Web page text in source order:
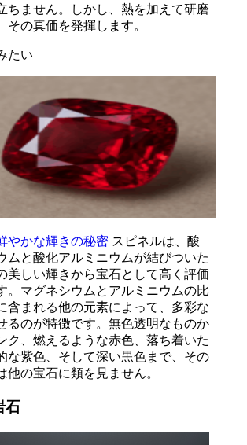
ちません。しかし、熱を加えて研磨
その真価を発揮します。
たい
やかな輝きの秘密 スピネルは、酸
ムと酸化アルミニウムが結びついた
美しい輝きから宝石として高く評価
。マグネシウムとアルミニウムの比
含まれる他の元素によって、多彩な
るのが特徴です。無色透明なものか
ク、燃えるような赤色、落ち着いた
な紫色、そして深い黒色まで、その
他の宝石に類を見ません。
石